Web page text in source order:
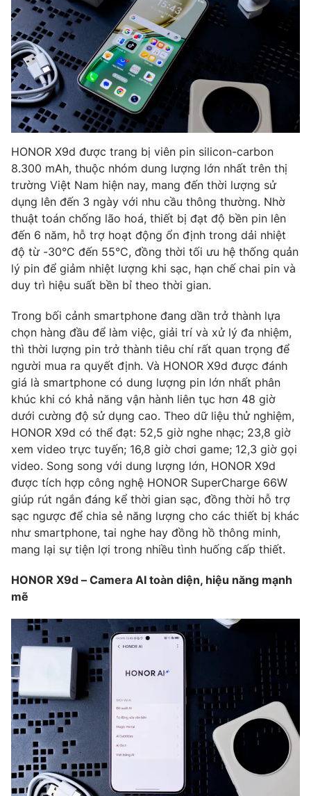
® Cấm sao chép dưới mọi hình thức nếu không có sự chấp
thuận bằng văn bản. Ghi rõ nguồn VTV.vn khi phát hành lại
thông tin từ website này.
HONOR X9d được trang bị viên pin silicon-carbon
8.300 mAh, thuộc nhóm dung lượng lớn nhất trên thị
trường Việt Nam hiện nay, mang đến thời lượng sử
dụng lên đến 3 ngày với nhu cầu thông thường. Nhờ
thuật toán chống lão hoá, thiết bị đạt độ bền pin lên
đến 6 năm, hỗ trợ hoạt động ổn định trong dải nhiệt
độ từ -30°C đến 55°C, đồng thời tối ưu hệ thống quản
lý pin để giảm nhiệt lượng khi sạc, hạn chế chai pin và
duy trì hiệu suất bền bỉ theo thời gian.
Trong bối cảnh smartphone đang dần trở thành lựa
chọn hàng đầu để làm việc, giải trí và xử lý đa nhiệm,
thì thời lượng pin trở thành tiêu chí rất quan trọng để
người mua ra quyết định. Và HONOR X9d được đánh
giá là smartphone có dung lượng pin lớn nhất phân
khúc khi có khả năng vận hành liên tục hơn 48 giờ
dưới cường độ sử dụng cao. Theo dữ liệu thử nghiệm,
HONOR X9d có thể đạt: 52,5 giờ nghe nhạc; 23,8 giờ
xem video trực tuyến; 16,8 giờ chơi game; 12,3 giờ gọi
video. Song song với dung lượng lớn, HONOR X9d
được tích hợp công nghệ HONOR SuperCharge 66W
giúp rút ngắn đáng kể thời gian sạc, đồng thời hỗ trợ
sạc ngược để chia sẻ năng lượng cho các thiết bị khác
như smartphone, tai nghe hay đồng hồ thông minh,
mang lại sự tiện lợi trong nhiều tình huống cấp thiết.
HONOR X9d – Camera AI toàn diện, hiệu năng mạnh
mẽ